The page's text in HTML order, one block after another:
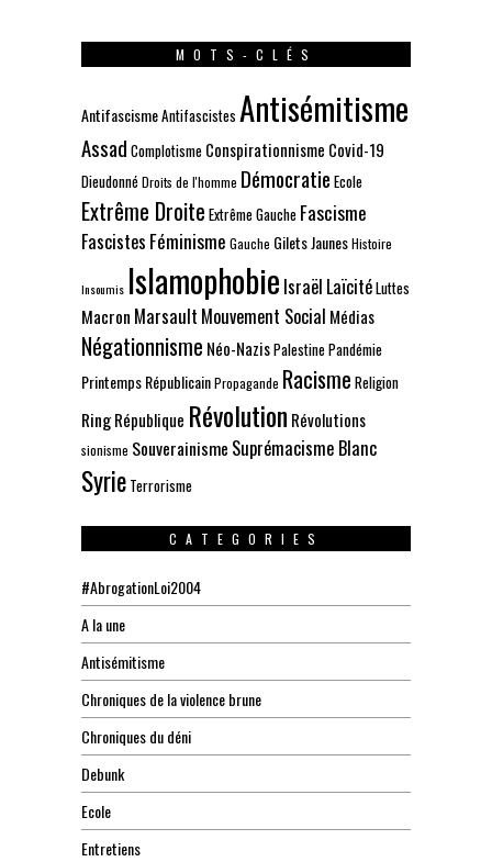
MOTS-CLÉS
AntifascismeAntifascistes Antisémitisme
Assad Complotisme Conspirationnisme Covid-19
DieudonnéDroits de l'homme Démocratie Ecole
Extrême Droite Extrême Gauche Fascisme
Fascistes Féminisme Gauche Gilets JaunesHistoire
Insoumis Islamophobie Israël LaïcitéLuttes
Macron Marsault Mouvement Social Médias
Négationnisme Néo-NazisPalestinePandémie
Printemps RépublicainPropagande Racisme Religion
RingRépublique Révolution Révolutions
sionisme Souverainisme Suprémacisme Blanc
Syrie Terrorisme
CATEGORIES
#AbrogationLoi2004
A la une
Antisémitisme
Chroniques de la violence brune
Chroniques du déni
Debunk
Ecole
Entretiens